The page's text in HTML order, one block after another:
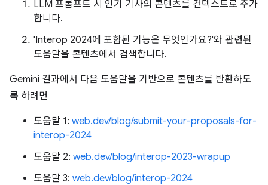
LLM 프롬프트 시 인기 기사의 콘텐츠를 컨텍스트로 추가
합니다.
'Interop 2024에 포함된 기능은 무엇인가요?'와 관련된
도움말을 콘텐츠에서 검색합니다.
Gemini 결과에서 다음 도움말을 기반으로 콘텐츠를 반환하도
록 하려면
도움말 1: web.dev/blog/submit-your-proposals-for-
interop-2024
도움말 2: web.dev/blog/interop-2023-wrapup
도움말 3: web.dev/blog/interop-2024